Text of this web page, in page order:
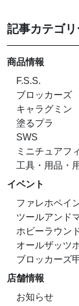
記事カテゴリ
商品情報
F.S.S.
ブロッカーズ
キャラグミン
塗るプラ
SWS
ミニチュアフ
工具・用品・
イベント
ファレホペイ
ツールアンド
ホビーラウン
オールザッツ
ブロッカーズ
店舗情報
お知らせ